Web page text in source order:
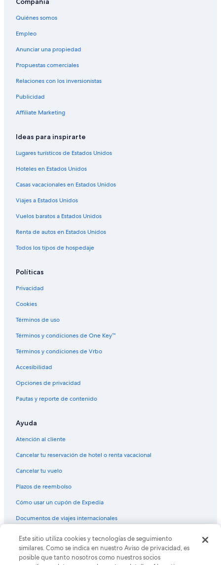
Villas en Cotes de Beaune
Hoteles en Diancey
Hoteles en Viévy
Hoteles con bar en Sainte-Sabine
Hoteles en Moux-en-Morvan
Hoteles en Autun
B&B en Savigny-les-Beaune
Apart-Hoteles en Meursault
Hoteles que aceptan mascotas en Meursault
Hoteles en Meursault
Hoteles en Arnay-le-Duc
Hoteles en Glux-en-Glenne
Hoteles en Perreuil
Hoteles 5 estrellas en Le Creusot
Hoteles con bar en Le Creusot
Hoteles en Le Creusot
Quiénes somos
Empleo
Anunciar una propiedad
Propuestas comerciales
Relaciones con los inversionistas
Publicidad
Affiliate Marketing
Ideas para inspirarte
Lugares turísticos de Estados Unidos
Hoteles en Estados Unidos
Casas vacacionales en Estados Unidos
Viajes a Estados Unidos
Vuelos baratos a Estados Unidos
Renta de autos en Estados Unidos
Todos los tipos de hospedaje
Políticas
Privacidad
Cookies
Términos de uso
Términos y condiciones de One Key™
Términos y condiciones de Vrbo
Accesibilidad
Opciones de privacidad
Pautas y reporte de contenido
Ayuda
Atención al cliente
Cancelar tu reservación de hotel o renta vacacional
Cancelar tu vuelo
Plazos de reembolso
Cómo usar un cupón de Expedia
Documentos de viajes internacionales
© 2026 Expedia, Inc., una empresa de Expedia Group. Todos los
derechos reservados. Expedia y el logo de Expedia son marcas
registradas o marcas comerciales de Expedia, Inc. CST# 2029030-50.
Este sitio utiliza cookies y tecnologías de seguimiento
similares. Como se indica en nuestro Aviso de privacidad, es
posible que tanto nosotros como nuestros socios